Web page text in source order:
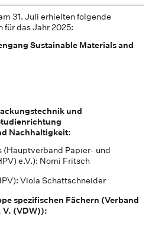
31. Juli erhielten folgende
für das Jahr 2025:
Sustainable Materials and
und
Nachhaltigkeit:
(Hauptverband Papier- und
e.V.): Nomi Fritsch
Viola Schattschneider
spezifischen Fächern (Verband
V. (VDW)):